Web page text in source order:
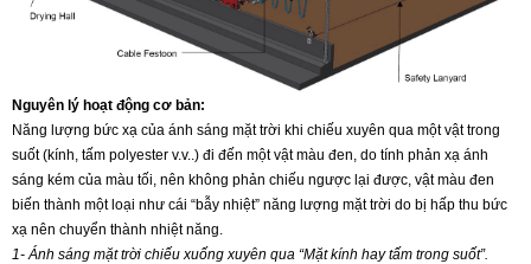
Nguyên lý hoạt động cơ bản:
Năng lượng bức xạ của ánh sáng mặt trời khi chiếu xuyên qua một vật trong
suốt (kính, tấm polyester v.v..) đi đến một vật màu đen, do tính phản xạ ánh
sáng kém của màu tối, nên không phản chiếu ngược lại được, vật màu đen
biến thành một loại như cái “bẫy nhiệt” năng lượng mặt trời do bị hấp thu bức
xạ nên chuyển thành nhiệt năng.
1- Ánh sáng mặt trời chiếu xuống xuyên qua “Mặt kính hay tấm trong suốt”.